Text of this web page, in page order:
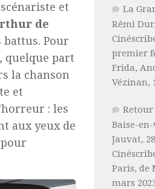
et
de
Pour
quelque part
la chanson
et
: les
aux yeux de
La
Rémi
premier
Frida,
Vézinan,
Baise-
Jauvat,
Paris, de
mars